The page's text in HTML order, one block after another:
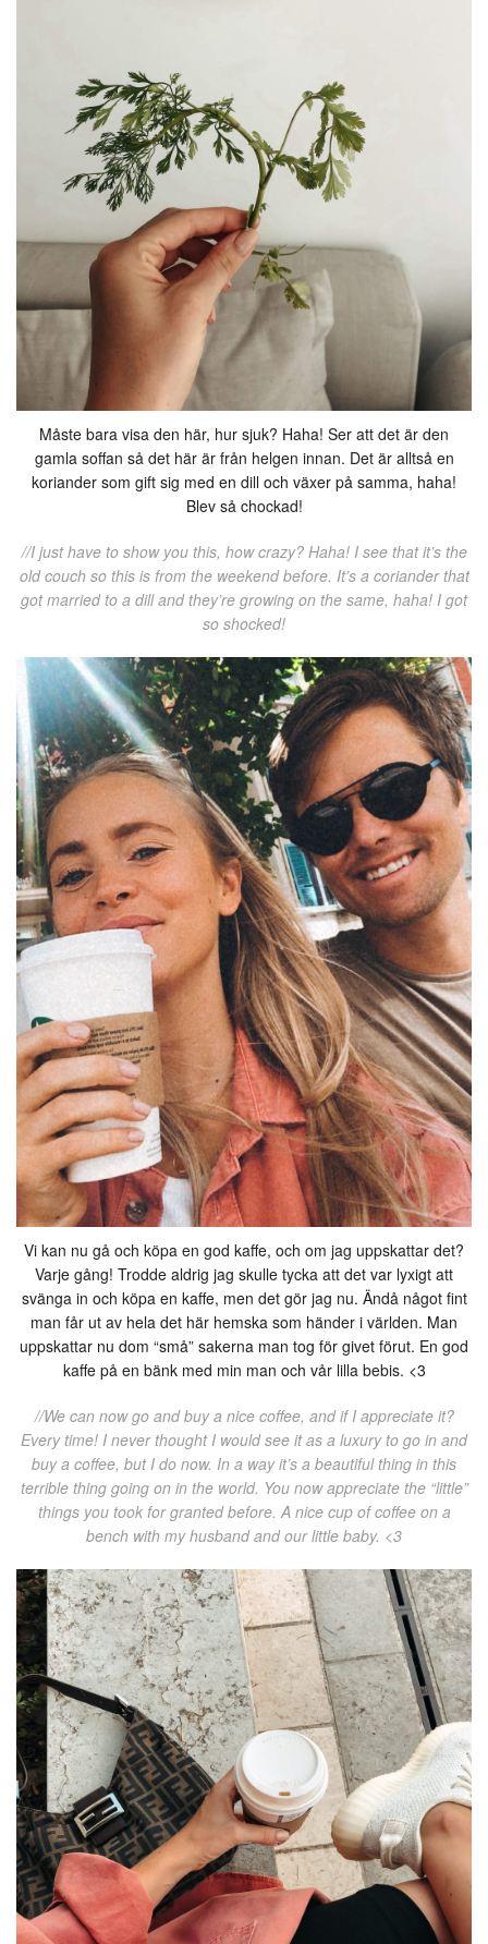
Måste bara visa den här, hur sjuk? Haha! Ser att det är den
gamla soffan så det här är från helgen innan. Det är alltså en
koriander som gift sig med en dill och växer på samma, haha!
Blev så chockad!
//I just have to show you this, how crazy? Haha! I see that it’s the
old couch so this is from the weekend before. It’s a coriander that
got married to a dill and they’re growing on the same, haha! I got
so shocked!
Vi kan nu gå och köpa en god kaffe, och om jag uppskattar det?
Varje gång! Trodde aldrig jag skulle tycka att det var lyxigt att
svänga in och köpa en kaffe, men det gör jag nu. Ändå något fint
man får ut av hela det här hemska som händer i världen. Man
uppskattar nu dom “små” sakerna man tog för givet förut. En god
kaffe på en bänk med min man och vår lilla bebis. <3
//We can now go and buy a nice coffee, and if I appreciate it?
Every time! I never thought I would see it as a luxury to go in and
buy a coffee, but I do now. In a way it’s a beautiful thing in this
terrible thing going on in the world. You now appreciate the “little”
things you took for granted before. A nice cup of coffee on a
bench with my husband and our little baby. <3